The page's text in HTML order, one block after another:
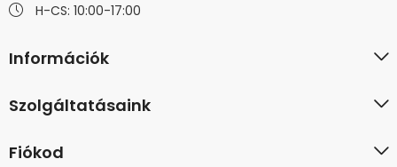
H-CS: 10:00-17:00
Információk
Szolgáltatásaink
Fiókod